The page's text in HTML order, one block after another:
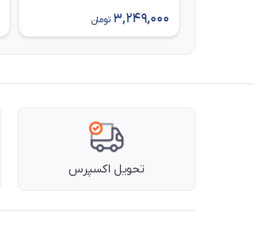
3,249,000 تومان
تحویل اکسپرس